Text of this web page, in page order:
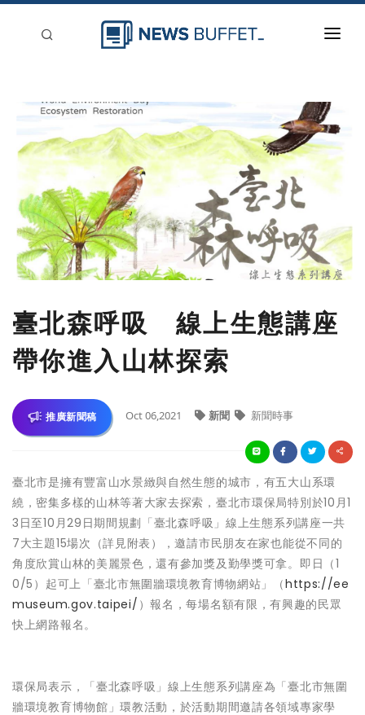
新聞稿分類
登入
刊登
臺北森呼吸 線上生態講座
帶你進入山林探索
推廣新聞稿 Oct 06,2021 新聞 新聞時事
臺北市是擁有豐富山水景緻與自然生態的城市，有五大山系環
繞，密集多樣的山林等著大家去探索，臺北市環保局特別於10月1
3日至10月29日期間規劃「臺北森呼吸」線上生態系列講座一共
7大主題15場次（詳見附表），邀請市民朋友在家也能從不同的
角度欣賞山林的美麗景色，還有參加獎及勤學獎可拿。即日（1
0/5）起可上「臺北市無圍牆環境教育博物網站」（https://ee
museum.gov.taipei/ ）報名，每場名額有限，有興趣的民眾
快上網路報名。
環保局表示，「臺北森呼吸」線上生態系列講座為「臺北市無圍
牆環境教育博物館」環教活動，於活動期間邀請各領域專家學